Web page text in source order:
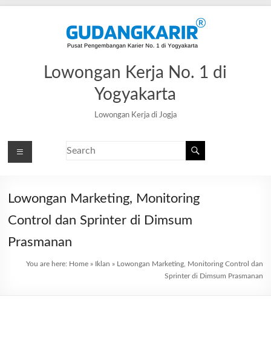
Lowongan Kerja No. 1 di
Yogyakarta
Lowongan Kerja di Jogja
Lowongan Marketing, Monitoring
Control dan Sprinter di Dimsum
Prasmanan
You are here: Home» Iklan » Lowongan Marketing, Monitoring Control dan
Sprinter di Dimsum Prasmanan